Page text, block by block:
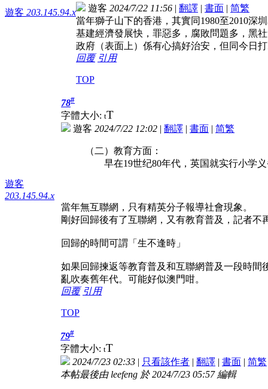
遊客 203.145.94.x 遊客 2024/7/22 11:56 | 翻譯 | 書面 | 简繁
當年獅子山下的香港，其實同1980至2010深
基建經濟發展快，罪惡多，腐敗問題多，黑
政府（表面上）係有心搞好治安，但同今日
回覆 引用
TOP
遊客
203.145.94.x
78#
字體大小: tT
遊客 2024/7/22 12:02 | 翻譯 | 書面 | 简繁
（二）教育方面：
早在19世纪80年代，英国就实行小学义
當年無互聯網，只有精英分子報導社會現象。
剛好回歸後有了互聯網，又有教育普及，記者
回歸的時間可謂「生不逢時」
如果回歸揀返等教育普及和互聯網普及一段時間
亂吹奏舊年代。可能好似澳門咁。
回覆 引用
TOP
79#
字體大小: tT
2024/7/23 02:33 | 只看該作者 | 翻譯 | 書面 | 简繁
本帖最後由 leefeng 於 2024/7/23 05:57 編輯